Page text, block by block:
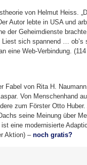
von Helmut Heiss.
Autor lebte in USA und
der Geheimdienste
sich spannend …
eine Web-Verbindung.
Fabel von Rita H.
Von Menschenhand
zum Förster Otto
seine Meinung über
eine modernisierte
Aktion) –noch gratis?